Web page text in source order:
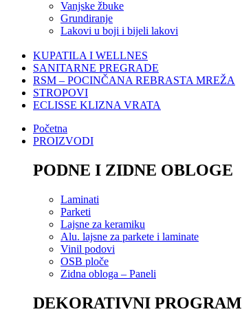
Vanjske žbuke
Grundiranje
Lakovi u boji i bijeli lakovi
KUPATILA I WELLNES
SANITARNE PREGRADE
RSM – POCINČANA REBRASTA MREŽA
STROPOVI
ECLISSE KLIZNA VRATA
Početna
PROIZVODI
PODNE I ZIDNE OBLOGE
Laminati
Parketi
Lajsne za keramiku
Alu. lajsne za parkete i laminate
Vinil podovi
OSB ploče
Zidna obloga – Paneli
DEKORATIVNI PROGRAM